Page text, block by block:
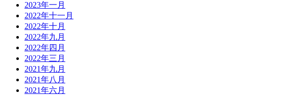
2023年一月
2022年十一月
2022年十月
2022年九月
2022年四月
2022年三月
2021年九月
2021年八月
2021年六月